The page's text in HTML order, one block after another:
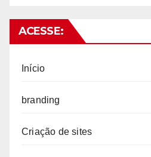
ACESSE:
Início
branding
Criação de sites